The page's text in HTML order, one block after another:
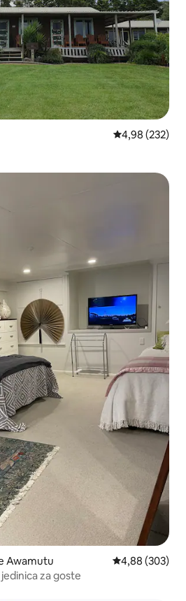
Prosječna
4,98 (232)
s oznakom „Odabrali gosti”
Awamutu Prosječna
4,88 (303)
za goste